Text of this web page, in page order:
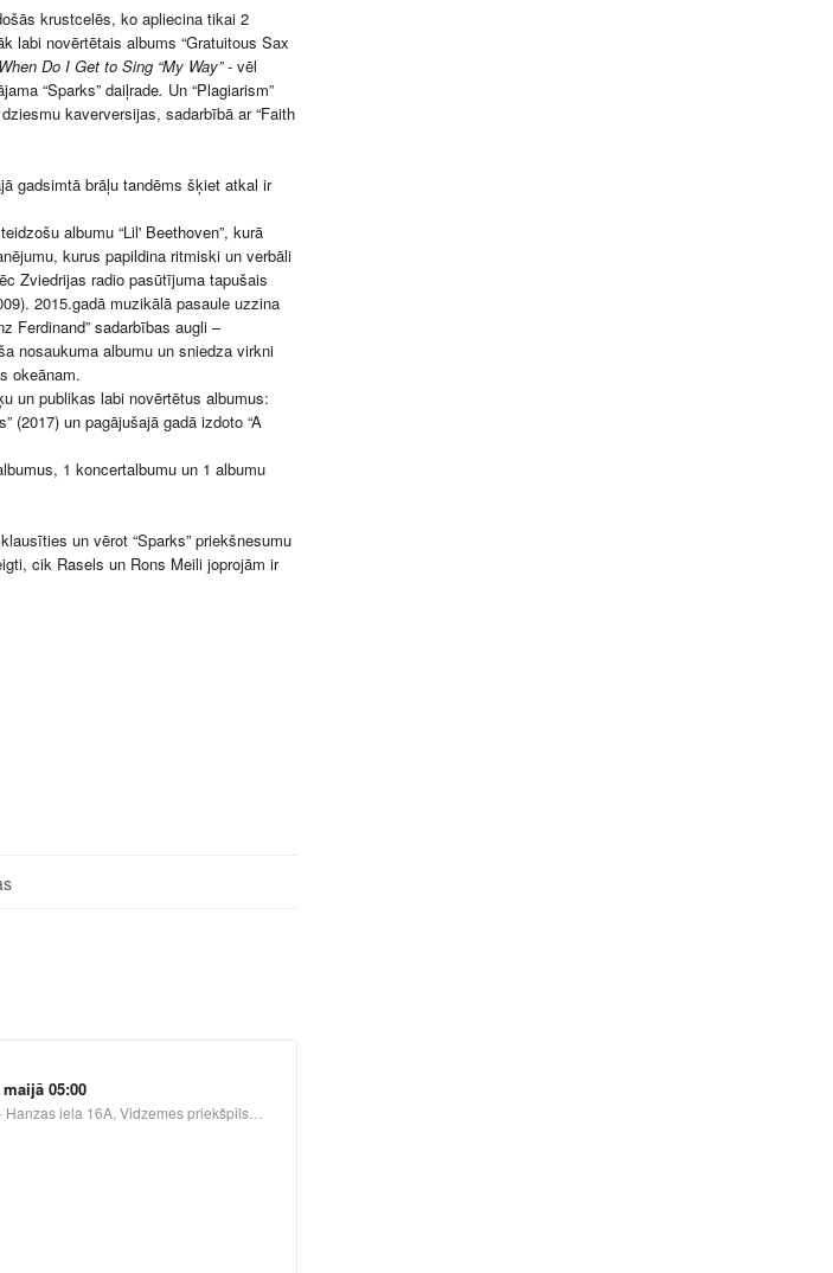
krustcelēs, ko apliecina tikai 2
labi novērtētais albums “Gratuitous Sax
When Do I Get to Sing “My Way” - vēl
“Sparks” daiļrade. Un “Plagiarism”
kaverversijas, sadarbībā ar “Faith
gadsimtā brāļu tandēms šķiet atkal ir
albumu “Lil' Beethoven”, kurā
kurus papildina ritmiski un verbāli
Zviedrijas radio pasūtījuma tapušais
2015.gadā muzikālā pasaule uzzina
Ferdinand” sadarbības augli –
nosaukuma albumu un sniedza virkni
okeānam.
un publikas labi novērtētus albumus:
(2017) un pagājušajā gadā izdoto “A
1 koncertalbumu un 1 albumu
un vērot “Sparks” priekšnesumu
cik Rasels un Rons Meili joprojām ir
maijā 05:00